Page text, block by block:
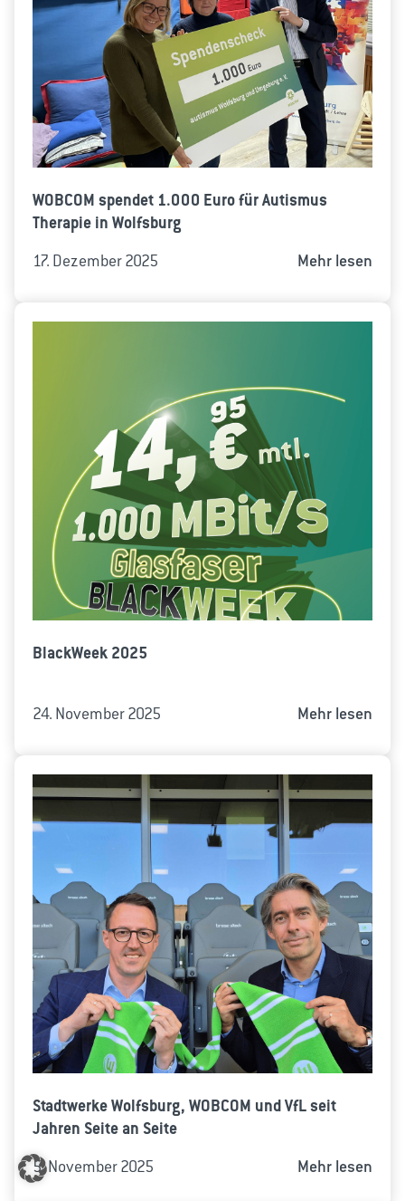
WOBCOM spendet 1.000 Euro für Autismus
Therapie in Wolfsburg
17. Dezember 2025 Mehr lesen
BlackWeek 2025
24. November 2025 Mehr lesen
Stadtwerke Wolfsburg, WOBCOM und VfL seit
Jahren Seite an Seite
5. November 2025 Mehr lesen